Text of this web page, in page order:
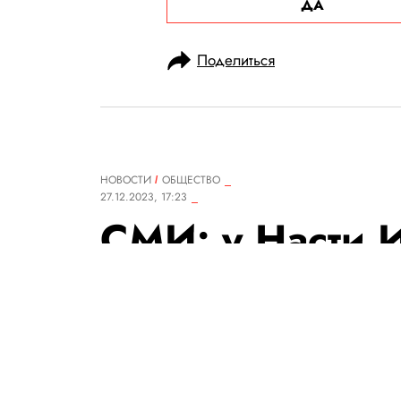
ДА
Поделиться
НОВОСТИ
ОБЩЕСТВО
27.12.2023, 17:23
СМИ: у Насти